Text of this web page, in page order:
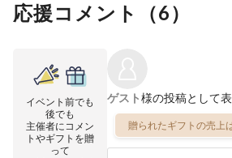
応援コメント（6）
イベント前でも
後でも
主催者にコメン
トやギフトを贈
って
ゲスト様の投稿として表
贈られたギフトの売上